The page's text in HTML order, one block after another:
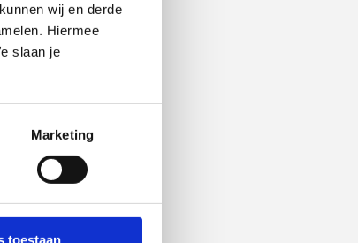
wij en derde
Hiermee
slaan je
Marketing